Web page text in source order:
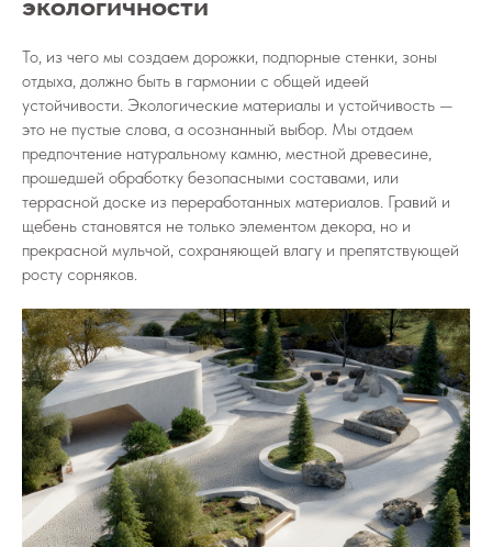
То, из чего мы создаем дорожки, подпорные стенки, зоны
отдыха, должно быть в гармонии с общей идеей
устойчивости. Экологические материалы и устойчивость —
это не пустые слова, а осознанный выбор. Мы отдаем
предпочтение натуральному камню, местной древесине,
прошедшей обработку безопасными составами, или
террасной доске из переработанных материалов. Гравий и
щебень становятся не только элементом декора, но и
прекрасной мульчой, сохраняющей влагу и препятствующей
росту сорняков.